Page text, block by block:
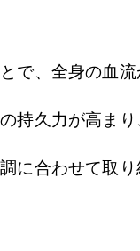
で、全身の血
持久力が高ま
に合わせて取り